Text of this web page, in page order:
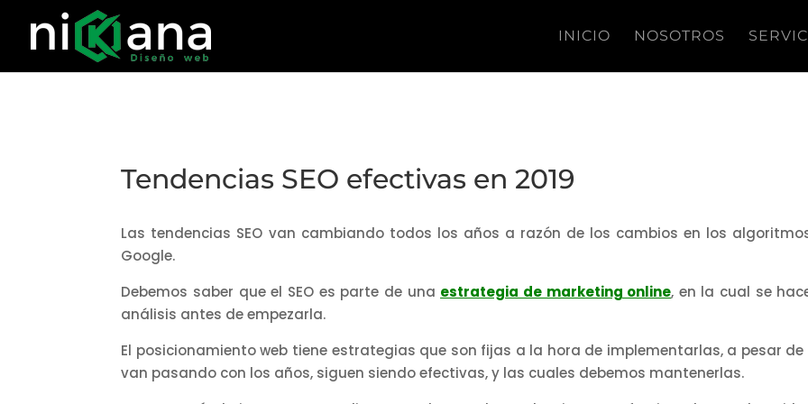
INICIO NOSOTROS
Tendencias SEO efectivas en 2019
Las tendencias SEO van cambiando todos los años a razón de los cambios en los
Google.
Debemos saber que el SEO es parte de una estrategia de marketing online, en la cual se
análisis antes de empezarla.
El posicionamiento web tiene estrategias que son fijas a la hora de implementarlas, a pesar de
van pasando con los años, siguen siendo efectivas, y las cuales debemos mantenerlas.